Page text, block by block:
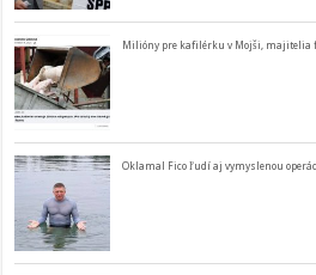
Milióny pre kafilérku v Mojši, majitelia
Oklamal Fico ľudí aj vymyslenou